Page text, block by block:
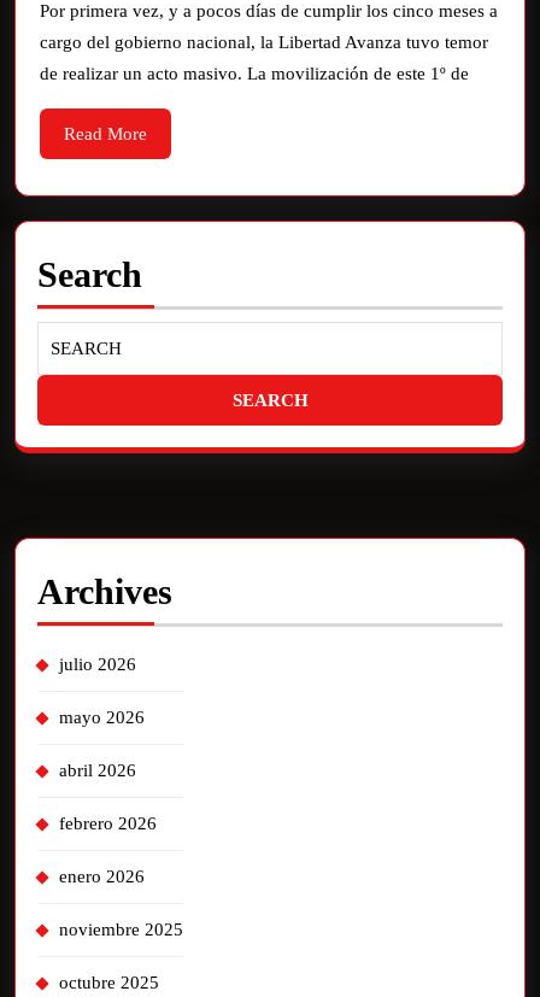
Por primera vez, y a pocos días de cumplir los cinco meses a
cargo del gobierno nacional, la Libertad Avanza tuvo temor
de realizar un acto masivo. La movilización de este 1º de
Read More
Search
Archives
julio 2026
mayo 2026
abril 2026
febrero 2026
enero 2026
noviembre 2025
octubre 2025